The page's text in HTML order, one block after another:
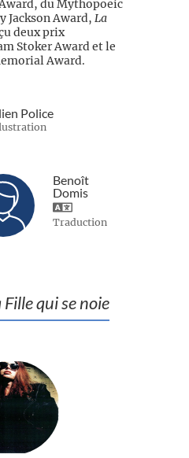
du Mythopoeic
Jackson Award, La
deux prix
Stoker Award et le
Award.
Police
Benoît
Domis
Traduction
Fille qui se noie